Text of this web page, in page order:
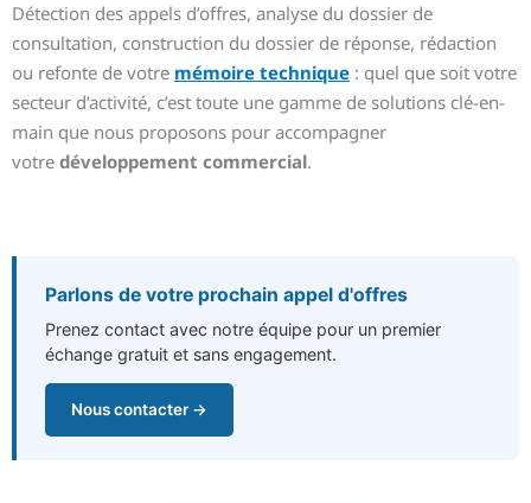
Détection des appels d’offres, analyse du dossier de
consultation, construction du dossier de réponse, rédaction
ou refonte de votre mémoire technique : quel que soit votre
secteur d’activité, c’est toute une gamme de solutions clé-en-
main que nous proposons pour accompagner
votre développement commercial.
Parlons de votre prochain appel d'offres
Prenez contact avec notre équipe pour un premier
échange gratuit et sans engagement.
Nous contacter →